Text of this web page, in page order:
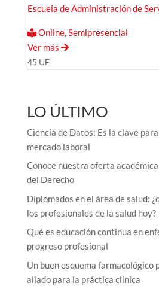
Escuela de Administración de
Online, Semipresencial
Ver más
45 UF
LO ÚLTIMO
Ciencia de Datos: Es la clave
mercado laboral
Conoce nuestra oferta
del Derecho
Diplomados en el área de salud:
los profesionales de la salud hoy?
Qué es educación continua en
progreso profesional
Un buen esquema farmacológico
aliado para la práctica clínica